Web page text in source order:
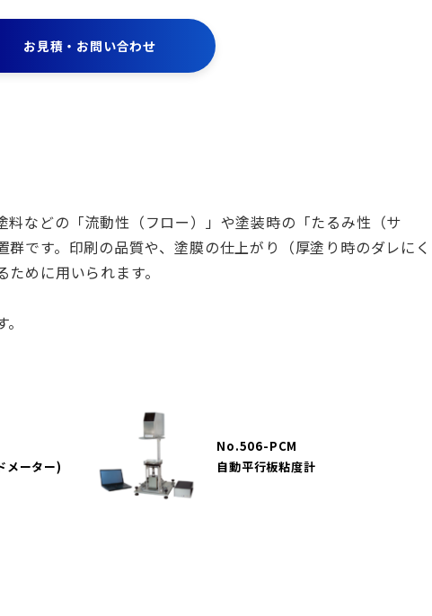
お見積・お問い合わせ
料などの「流動性（フロー）」や塗装時の「たるみ性（サ
です。印刷の品質や、塗膜の仕上がり（厚塗り時のダレにく
めに用いられます。
メーター)
No.506-PCM
自動平行板粘度計